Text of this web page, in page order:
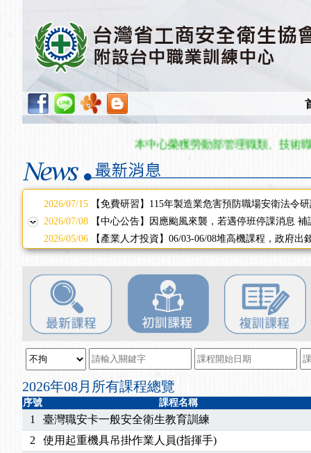
本中心榮獲勞動部管理職類、技術職類
2025/11/10
【中心公告】因應颱風來襲，若遇停班停課消息
2025/10/30【進修課程】2026年，課程意見蒐集~
2025/08/20 【進修課程】SDS格式百百種？專業講師帶您判斷
2025/08/12
【中心公告】因應颱風來襲，若遇停班停課消息
2025/07/06【中心公告】颱風假114/07/07停班停課
2025/06/06【進修課程】～～前導課程看這邊推出囉～～
【進修課程】要怎麼進修自我？課程百百種選擇好
2025/01/21
「高壓氣體製造安全主任」、「隧道等襯砌作業
訓測驗
2025/01/15【線上課程】碳中和核心職能系列課程資訊
2026/07/15 【免費研習】115年製造業危害預防職場安衛法令
2026/07/08 【中心公告】因應颱風來襲，若遇停班停課消息
2026/05/06 【產業人才投資】06/03-06/08堆高機課程，政府
2026/04/24【製程安全評估人員】開課囉
2025/11/11【中心公告】颱風假11/12停班停課
2025/11/10
【中心公告】因應颱風來襲，若遇停班停課消息
2025/10/30
【進修課程】2026年，課程意見蒐集~
2025/08/20【進修課程】SDS格式百百種？專業講師帶您判斷
2025/08/12【中心公告】因應颱風來襲，若遇停班停課消息 補
2025/07/06
【中心公告】颱風假114/07/07停班停課
2025/06/06【進修課程】～～前導課程看這邊推出囉～～
2025/05/29【進修課程】前導課程推出公告！
2025/04/28【進修課程】要怎麼進修自我？課程百百種選擇好
2025/01/21「高壓氣體製造安全主任」、「隧道等襯砌作業主
訓測驗
2025/01/15【線上課程】碳中和核心職能系列課程資訊
2026年08月所有課程總覽
序號 課程名稱
1
臺灣職安卡一般安全衛生教育訓練
2
使用起重機具吊掛作業人員(指揮手)